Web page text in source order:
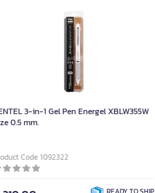
3-in-1 Gel Pen Energel XBLW355W
0.5 mm.
Code 1092322